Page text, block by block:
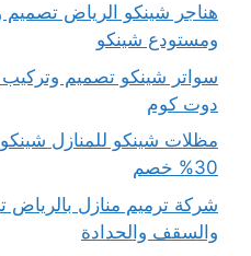
هناجر شينكو الرياض تصميم
ومستودع شينكو
سواتر شينكو تصميم
دوت كوم
مظلات شينكو للمنازل
30% خصم
شركة ترميم منازل بالرياض
والسقف والحدادة